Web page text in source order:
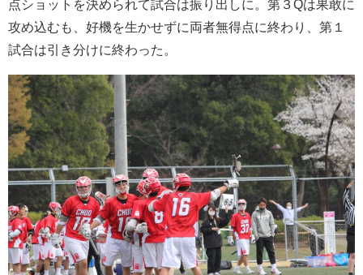
点ショットを決められて試合は振り出しに。第３Qは果敢に
攻め込むも、好機を生かせずに両者無得点に終わり、第１
試合は引き分けに終わった。